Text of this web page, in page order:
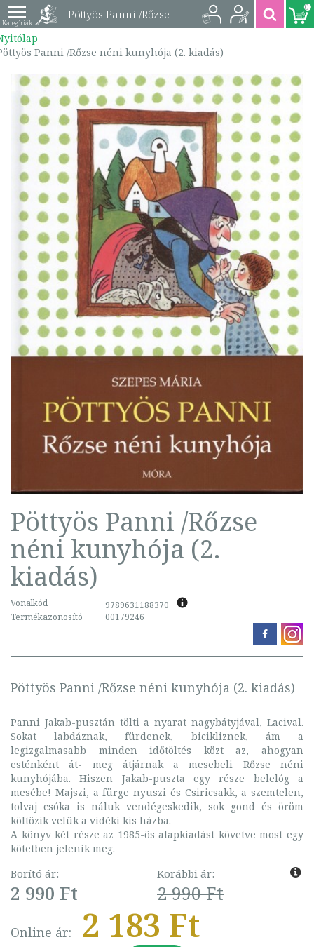
Pöttyös Panni /Rőzse
9789631188370
0
Panni /Rőzse néni kunyhója (2. kiadás)
Pöttyös Panni /Rőzse
néni kunyhója (2.
kiadás)
Vonalkód
9789631188370
Termékazonosító
00179246
Pöttyös Panni /Rőzse néni kunyhója (2. kiadás)
Panni Jakab-pusztán tölti a nyarat nagybátyjával, Lacival.
Sokat labdáznak, fürdenek, bicikliznek, ám a
legizgalmasabb minden időtöltés közt az, ahogyan
esténként át- meg átjárnak a mesebeli Rőzse néni
kunyhójába. Hiszen Jakab-puszta egy része belelóg a
mesébe! Majszi, a fürge nyuszi és Csiricsakk, a szemtelen,
tolvaj csóka is náluk vendégeskedik, sok gond és öröm
költözik velük a vidéki kis házba.
A könyv két része az 1985-ös alapkiadást követve most egy
kötetben jelenik meg.
Borító ár:
2 990 Ft
Korábbi ár:
2 990 Ft
Online ár: 2 183 Ft